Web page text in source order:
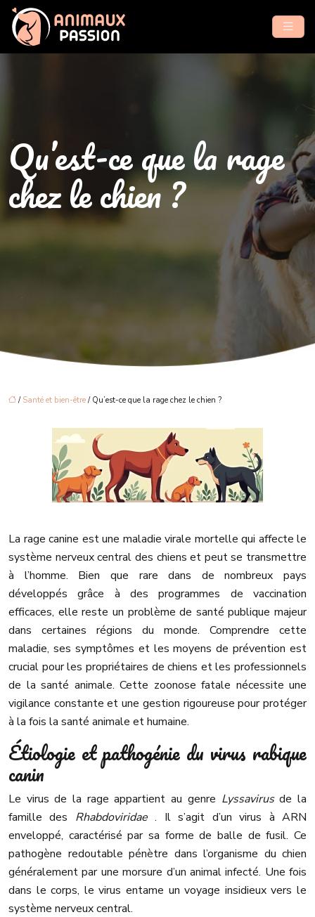
Qu’est-ce que la rage
chez le chien ?
/ Santé et bien-être / Qu’est-ce que la rage chez le chien ?
La rage canine est une maladie virale mortelle qui affecte le
système nerveux central des chiens et peut se transmettre
à l’homme. Bien que rare dans de nombreux pays
développés grâce à des programmes de vaccination
efficaces, elle reste un problème de santé publique majeur
dans certaines régions du monde. Comprendre cette
maladie, ses symptômes et les moyens de prévention est
crucial pour les propriétaires de chiens et les professionnels
de la santé animale. Cette zoonose fatale nécessite une
vigilance constante et une gestion rigoureuse pour protéger
à la fois la santé animale et humaine.
Étiologie et pathogénie du virus rabique
canin
Le virus de la rage appartient au genre Lyssavirusde la
famille des Rhabdoviridae. Il s’agit d’un virus à ARN
enveloppé, caractérisé par sa forme de balle de fusil. Ce
pathogène redoutable pénètre dans l’organisme du chien
généralement par une morsure d’un animal infecté. Une fois
dans le corps, le virus entame un voyage insidieux vers le
système nerveux central.